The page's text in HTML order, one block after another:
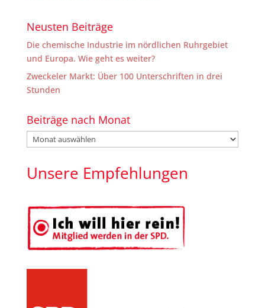
Neusten Beiträge
Die chemische Industrie im nördlichen Ruhrgebiet
und Europa. Wie geht es weiter?
Zweckeler Markt: Über 100 Unterschriften in drei
Stunden
Beiträge nach Monat
Beiträge
nach
Unsere Empfehlungen